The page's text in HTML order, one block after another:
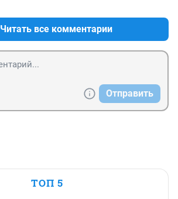
Читать все комментарии
Отправить
ТОП 5